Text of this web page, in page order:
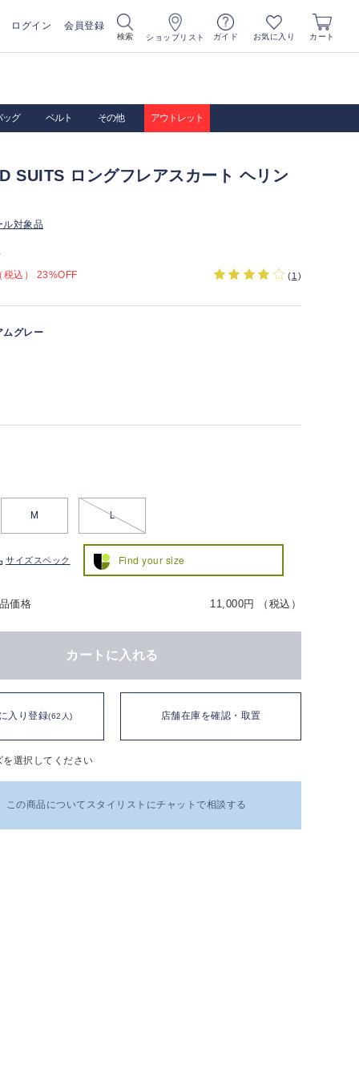
ログイン 会員登録
検索 ショップリスト ガイド お気に入り カート
ッグ ベルト その他 アウトレット
SUITS ロングフレアスカート ヘリン
ル対象品
込） 23%OFF (1 )
ムグレー
M L
サイズスペック Find your size
価格 11,000円 （税込）
カートに入れる
入り登録(62人) 店舗在庫を確認・取置
選択してください
この商品についてスタイリストにチャットで相談する